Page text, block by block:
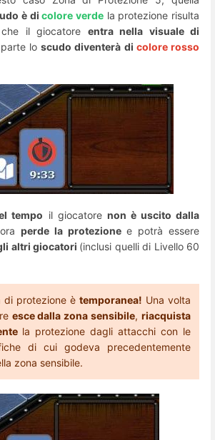
è dicolore verdela protezione risulta
il giocatore entra nella visuale di
parte lo scudo diventerà di colore rosso
tempo il giocatore non è uscito dalla
perde la protezione e potrà essere
altri giocatori (inclusi quelli di Livello 60
di protezione è temporanea! Una volta
esce dalla zona sensibile,riacquista
la protezione dagli attacchi con le
di cui godeva precedentemente
zona sensibile.